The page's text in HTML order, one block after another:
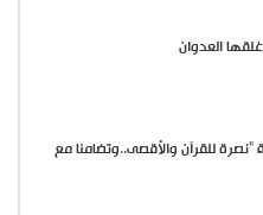
العدوان
للقرآن والأقصى..وتضامنا مع